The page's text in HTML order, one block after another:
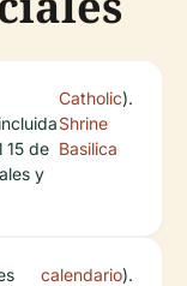
15 de
y
Catholic
Shrine
Basilica
).
calendario).